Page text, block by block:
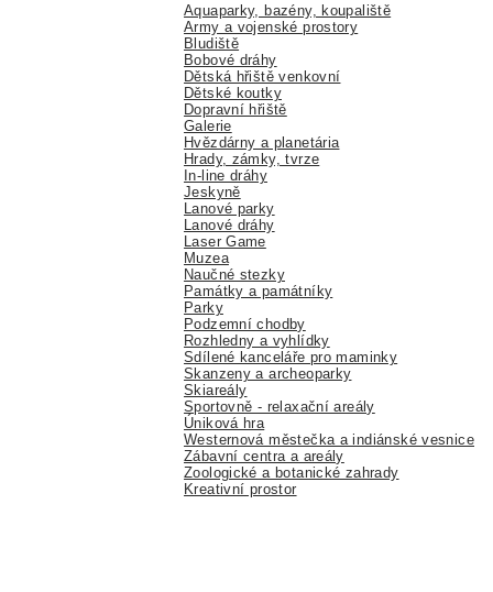
Aquaparky, bazény, koupaliště
Army a vojenské prostory
Bludiště
Bobové dráhy
Dětská hřiště venkovní
Dětské koutky
Dopravní hřiště
Galerie
Hvězdárny a planetária
Hrady, zámky, tvrze
In-line dráhy
Jeskyně
Lanové parky
Lanové dráhy
Laser Game
Muzea
Naučné stezky
Památky a památníky
Parky
Podzemní chodby
Rozhledny a vyhlídky
Sdílené kanceláře pro maminky
Skanzeny a archeoparky
Skiareály
Sportovně - relaxační areály
Úniková hra
Westernová městečka a indiánské vesnice
Zábavní centra a areály
Zoologické a botanické zahrady
Kreativní prostor